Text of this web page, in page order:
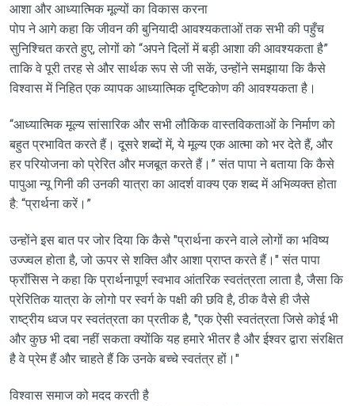
आशा और आध्यात्मिक मूल्यों का विकास करना
पोप ने आगे कहा कि जीवन की बुनियादी आवश्यकताओं तक सभी की पहुँच
सुनिश्चित करते हुए, लोगों को “अपने दिलों में बड़ी आशा की आवश्यकता है”
ताकि वे पूरी तरह से और सार्थक रूप से जी सकें, उन्होंने समझाया कि कैसे
विश्वास में निहित एक व्यापक आध्यात्मिक दृष्टिकोण की आवश्यकता है।
“आध्यात्मिक मूल्य सांसारिक और सभी लौकिक वास्तविकताओं के निर्माण को
बहुत प्रभावित करते हैं। दूसरे शब्दों में, ये मूल्य एक आत्मा को भर देते हैं, और
हर परियोजना को प्रेरित और मजबूत करते हैं।” संत पापा ने बताया कि कैसे
पापुआ न्यू गिनी की उनकी यात्रा का आदर्श वाक्य एक शब्द में अभिव्यक्त होता
है: “प्रार्थना करें।”
उन्होंने इस बात पर जोर दिया कि कैसे "प्रार्थना करने वाले लोगों का भविष्य
उज्ज्वल होता है, जो ऊपर से शक्ति और आशा प्राप्त करते हैं।" संत पापा
फ्राँसिस ने कहा कि प्रार्थनापूर्ण स्वभाव आंतरिक स्वतंत्रता लाता है, जैसा कि
प्रेरितिक यात्रा के लोगो पर स्वर्ग के पक्षी की छवि है, ठीक वैसे ही जैसे
राष्ट्रीय ध्वज पर स्वतंत्रता का प्रतीक है, "एक ऐसी स्वतंत्रता जिसे कोई भी
और कुछ भी दबा नहीं सकता क्योंकि यह हमारे भीतर है और ईश्वर द्वारा संरक्षित
है वे प्रेम हैं और चाहते हैं कि उनके बच्चे स्वतंत्र हों।"
विश्वास समाज को मदद करती है